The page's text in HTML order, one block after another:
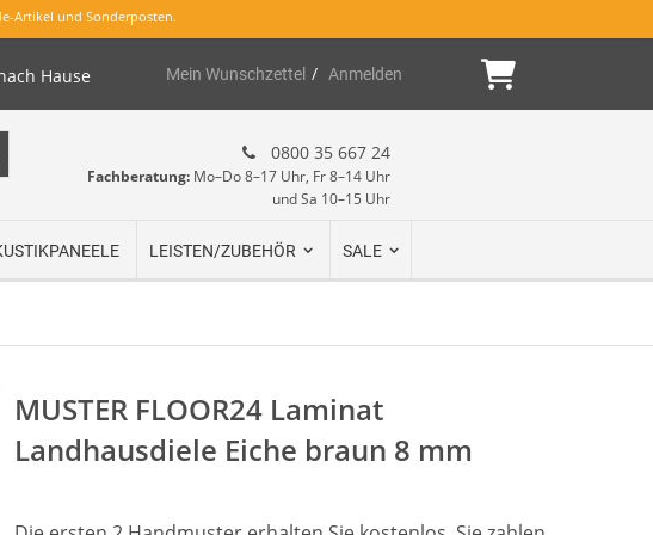
Artikel und Sonderposten.
Hause Mein
Mein Wunschzettel Anmelden
0800 35 667 24
Fachberatung: Mo–Do 8–17 Uhr, Fr 8–14 Uhr
und Sa 10–15 Uhr
LEISTEN/ZUBEHÖR SALE
MUSTER FLOOR24 Laminat
Landhausdiele Eiche braun 8 mm